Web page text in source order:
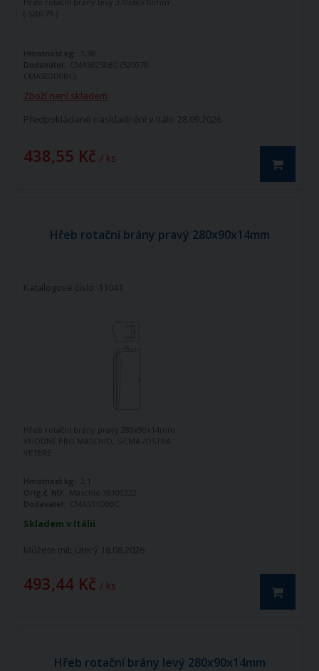
Zboží není skladem
Předpokládané naskladnění v Itálii: 28.09.2026
438,55 Kč / ks
( 520079 )
Hmotnost kg:
1,38
Dodavatel:
CMAS02S0BC (520079-
CMAS02D0BC)
Hřeb rotační brány pravý 280x90x14mm
Katalogové číslo: 11041
Skladem v Itálii
Můžete mít: Úterý 18.08.2026
493,44 Kč / ks
Hřeb rotační brány pravý 280x90x14mm
VHODNÉ PRO MASCHIO, SICMA /OSTRA
VETERE
Hmotnost kg:
2,1
Orig.č. ND: Maschio 38100222
Dodavatel:
CMAS31D0BC
Hřeb rotační brány levý 280x90x14mm